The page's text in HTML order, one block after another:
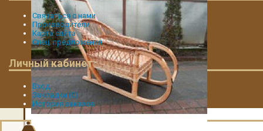
Связаться с нами
Производители
Карта сайта
Спец. предложения
Личный кабинет
Вход
Закладки (0)
История заказов